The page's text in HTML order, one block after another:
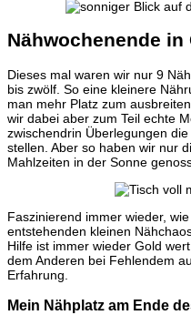
Nähwochenende
Dieses mal waren wir nur 9
bis zwölf. So eine kleinere
man mehr Platz zum
wir dabei aber zum Teil echte
zwischendrin Überlegungen
stellen. Aber so haben wir nur
Mahlzeiten in der Sonne
Faszinierend immer wieder,
entstehenden kleinen
Hilfe ist immer wieder Gold
dem Anderen bei Fehlendem
Erfahrung.
Mein Nähplatz am Ende